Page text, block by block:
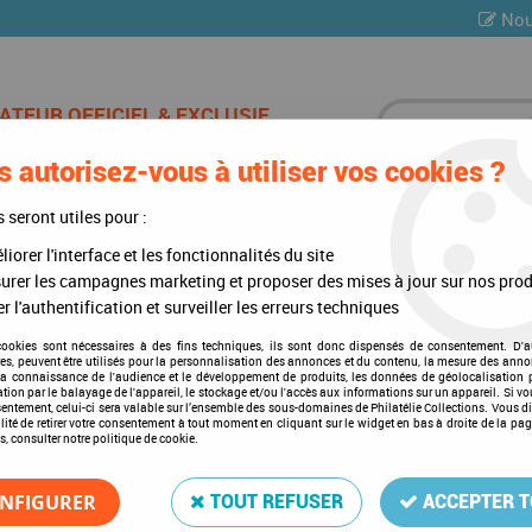
DE CHAMPAGNE
>Mises à jour annuelles >Mises à jour 2017 TAAF 2017 Feuilles
TAAF 2017 Feuilles
Soyez le premier à donner votre
DA4157
autorisez-vous à utiliser vos cookies ?
seront utiles pour :
l'interface et les fonctionnalités du site
les campagnes marketing et proposer des mises à jour sur nos
l'authentification et surveiller les erreurs techniques
sont nécessaires à des fins techniques, ils sont donc dispensés de consentement.
peuvent être utilisés pour la personnalisation des annonces et du contenu, la mesure des
connaissance de l'audience et le développement de produits, les données de géolocalisation
par le balayage de l'appareil, le stockage et/ou l'accès aux informations sur un appareil. Si
celui-ci sera valable sur l’ensemble des sous-domaines de Philatélie Collections. Vous
de retirer votre consentement à tout moment en cliquant sur le widget en bas à droite de la
consulter notre politique de cookie.
TOUT REFUSER ACCEPTER